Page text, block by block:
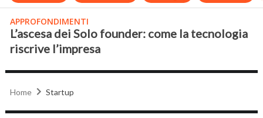
APPROFONDIMENTI
L’ascesa dei Solo founder: come la tecnologia
riscrive l’impresa
Home Startup